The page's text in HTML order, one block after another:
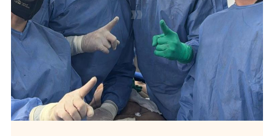
»